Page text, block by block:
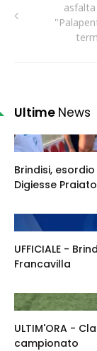
Ultime News
Brindisi,
Digiesse
UFFICIALE -
Francavilla
ULTIM'ORA -
campionato